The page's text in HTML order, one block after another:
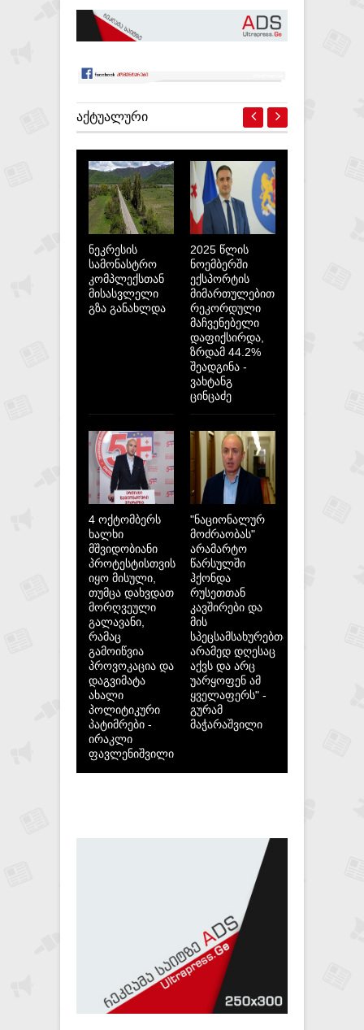
ᲐᲥᲢᲣᲐᲚᲣᲠᲘ
ნეკრესის
სამონასტრო
კომპლექსთან
მისასვლელი
გზა განახლდა
2025 წლის
ნოემბერში
ექსპორტის
მიმართულებით
რეკორდული
მაჩვენებელი
დაფიქსირდა,
ზრდამ 44.2%
შეადგინა -
ვახტანგ
ცინცაძე
4 ოქტომბერს
ხალხი
მშვიდობიანი
პროტესტისთვის
იყო მისული,
თუმცა დახვდათ
მორღვეული
გალავანი,
რამაც
გამოიწვია
პროვოკაცია და
დაგვიმატა
ახალი
პოლიტიკური
პატიმრები -
ირაკლი
ფავლენიშვილი
"ნაციონალურ
მოძრაობას"
არამარტო
წარსულში
ჰქონდა
რუსეთთან
კავშირები და
მის
სპეცსამსახურებთან,
არამედ დღესაც
აქვს და არც
უარყოფენ ამ
ყველაფერს" -
გურამ
მაჭარაშვილი